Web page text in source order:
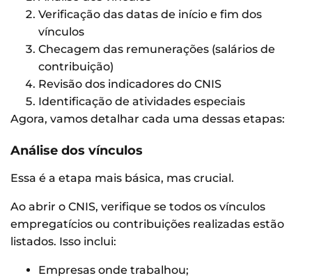
Verificação das datas de início e fim dos
vínculos
Checagem das remunerações (salários de
contribuição)
Revisão dos indicadores do CNIS
Identificação de atividades especiais
Agora, vamos detalhar cada uma dessas etapas:
Análise dos vínculos
Essa é a etapa mais básica, mas crucial.
Ao abrir o CNIS, verifique se todos os vínculos
empregatícios ou contribuições realizadas estão
listados. Isso inclui:
Empresas onde trabalhou;